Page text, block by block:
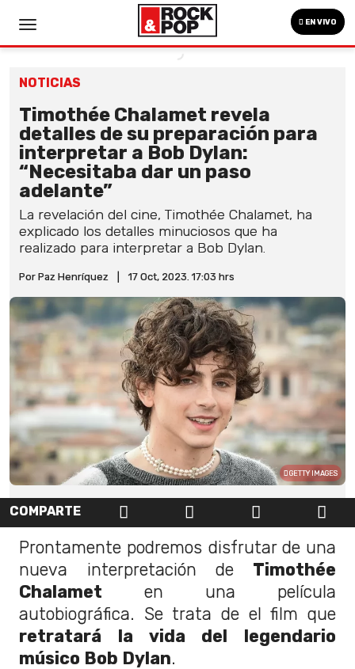
EN VIVO
NOTICIAS
Timothée Chalamet revela
detalles de su preparación para
interpretar a Bob Dylan:
“Necesitaba dar un paso
adelante”
La revelación del cine, Timothée Chalamet, ha
explicado los detalles minuciosos que ha
realizado para interpretar a Bob Dylan.
Por Paz Henríquez 17 Oct, 2023. 17:03 hrs
GETTY IMAGES
COMPARTE
Prontamente podremos disfrutar de una
nueva interpretación de Timothée
Chalamet en una película
autobiográfica. Se trata de el film que
retratará la vida del legendario
músico Bob Dylan.